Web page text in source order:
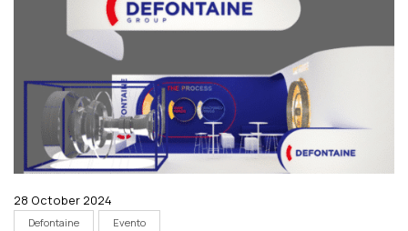
28 October 2024
Defontaine Evento